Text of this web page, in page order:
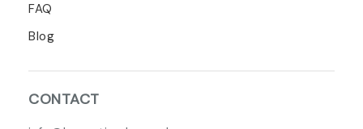
FAQ
Blog
CONTACT